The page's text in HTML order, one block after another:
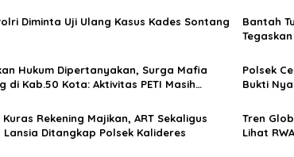
o Diminta Uji Ulang Kasus Kades Sontang
Bantah
Hukum Dipertanyakan, Surga Mafia
di Kab.50 Kota: Aktivitas PETI Masih
Polsek
Bukti
Rekening Majikan, ART Sekaligus
Lansia Ditangkap Polsek Kalideres
Tren
Lihat